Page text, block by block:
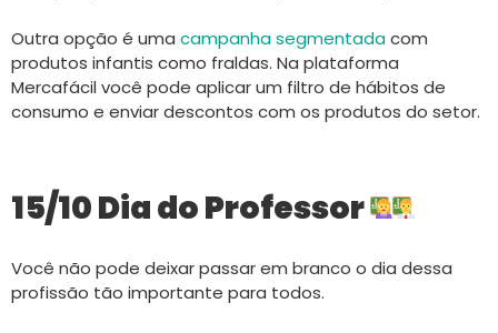
Outra opção é uma campanha segmentadacom
produtos infantis como fraldas. Na plataforma
Mercafácil você pode aplicar um filtro de hábitos de
consumo e enviar descontos com os produtos do setor.
15/10 Dia do Professor
Você não pode deixar passar em branco o dia dessa
profissão tão importante para todos.